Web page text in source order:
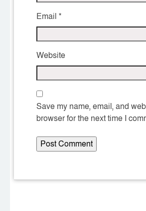
Email *
Website
Save my name, email, and
browser for the next time I